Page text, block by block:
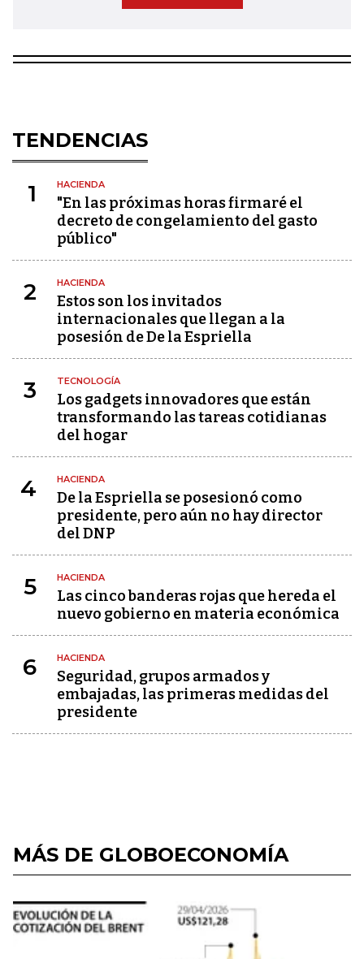
TENDENCIAS
1 HACIENDA
"En las próximas horas firmaré el
decreto de congelamiento del gasto
público"
2 HACIENDA
Estos son los invitados
internacionales que llegan a la
posesión de De la Espriella
3 TECNOLOGÍA
Los gadgets innovadores que están
transformando las tareas cotidianas
del hogar
4 HACIENDA
De la Espriella se posesionó como
presidente, pero aún no hay director
del DNP
5 HACIENDA
Las cinco banderas rojas que hereda el
nuevo gobierno en materia económica
6 HACIENDA
Seguridad, grupos armados y
embajadas, las primeras medidas del
presidente
MÁS DE GLOBOECONOMÍA